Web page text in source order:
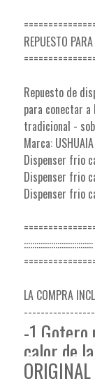
REPUESTO
Repuesto de
para conectar a
tradicional -
Marca:
Dispenser frio
Dispenser frio
Dispenser frio
LA COMPRA
-1
calor de